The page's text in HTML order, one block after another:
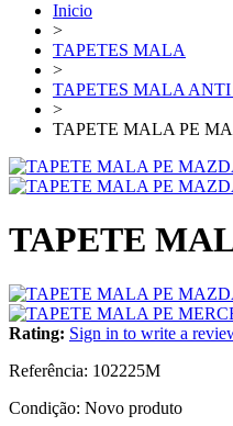
Inicio
>
TAPETES MALA
>
TAPETES MALA ANTI
>
TAPETE MALA PE
TAPETE
Rating: Sign in to write a
Referência: 102225M
Condição: Novo produto